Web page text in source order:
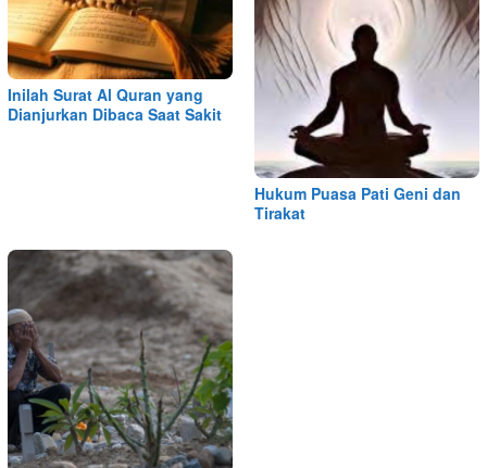
Inilah Surat Al Quran yang
Dianjurkan Dibaca Saat Sakit
Hukum Puasa Pati Geni dan
Tirakat